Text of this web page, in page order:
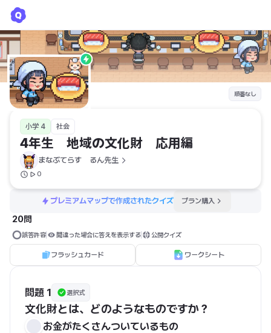
順番なし
小学 4 社会
4年生　地域の文化財　応用編
まなぶてらす　るん先生
0
プレミアムマップで作成されたクイズ プラン購入
20問
誤答許容 間違った場合に答えを表示する 公開クイズ
フラッシュカード ワークシート
問題 1 選択式
文化財とは、どのようなものですか？
お金がたくさんついているもの